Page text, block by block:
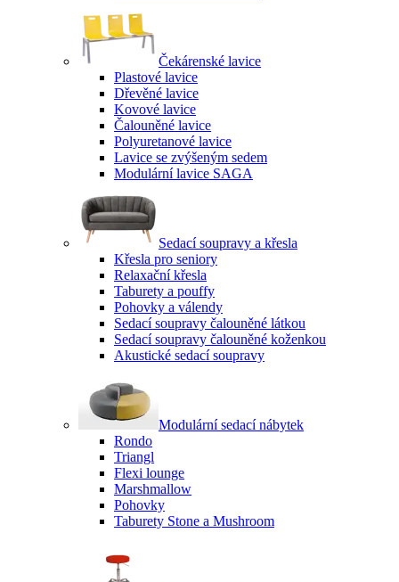
Čekárenské lavice
Plastové lavice
Dřevěné lavice
Kovové lavice
Čalouněné lavice
Polyuretanové lavice
Lavice se zvýšeným sedem
Modulární lavice SAGA
Sedací soupravy a křesla
Křesla pro seniory
Relaxační křesla
Taburety a pouffy
Pohovky a válendy
Sedací soupravy čalouněné látkou
Sedací soupravy čalouněné koženkou
Akustické sedací soupravy
Modulární sedací nábytek
Rondo
Triangl
Flexi lounge
Marshmallow
Pohovky
Taburety Stone a Mushroom